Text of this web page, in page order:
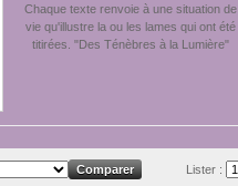
Chaque texte renvoie à une situation de
vie qu'illustre la ou les lames qui ont été
titirées. "Des Ténèbres à la Lumière"
Lister :